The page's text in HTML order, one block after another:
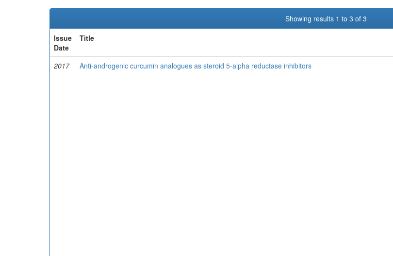
Showing results 1 to 3 of 3
Issue
Date
Title
2017 Anti-androgenic curcumin analogues as steroid 5-alpha reductase inhibitors